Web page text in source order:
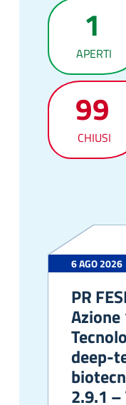
1
APERTI
99
CHIUSI
6 AGO 2026
PR
Azione
deep-
2.9.1